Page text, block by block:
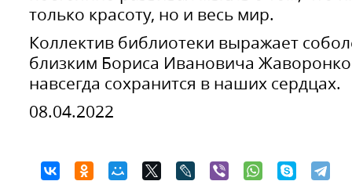
только красоту, но и весь мир.
Коллектив библиотеки выражает
близким Бориса Ивановича
навсегда сохранится в наших сердцах.
08.04.2022